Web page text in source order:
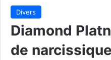
Divers
Diamond
de